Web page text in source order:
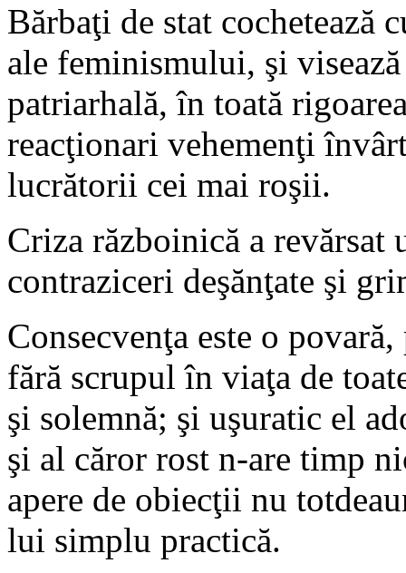
Bărbaţi de stat cochetează
ale feminismului, şi
patriarhală, în toată
reacţionari vehemenţi
lucrătorii cei mai roşii.
Criza războinică a revărsat
contraziceri deşănţate şi
Consecvenţa este o
fără scrupul în viaţa de
şi solemnă; şi uşuratic el
şi al căror rost n-are timp
apere de obiecţii nu
lui simplu practică.